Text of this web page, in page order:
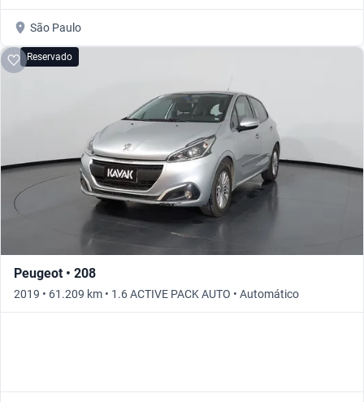
São Paulo
Reservado
Peugeot • 208
2019 • 61.209 km • 1.6 ACTIVE PACK AUTO • Automático